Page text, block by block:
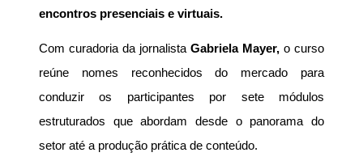
encontros presenciais e virtuais.
Com curadoria da jornalista Gabriela Mayer, o curso
reúne nomes reconhecidos do mercado para
conduzir os participantes por sete módulos
estruturados que abordam desde o panorama do
setor até a produção prática de conteúdo.